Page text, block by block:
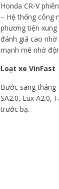
Honda CR-V
– Hệ thống công
phương tiện
đánh giá cao nhờ
mạnh mẽ nhờ
Loạt xe VinFast
Bước sang tháng
SA2.0, Lux A2.0,
trước bạ.